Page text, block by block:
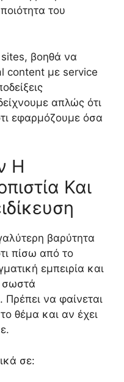
του
sites, βοηθά να
content με service
απλώς ότι
εφαρμόζουμε όσα
Η
Και
βαρύτητα
πίσω από το
εμπειρία και
σωστά
Πρέπει να φαίνεται
θέμα και αν έχει
σε: